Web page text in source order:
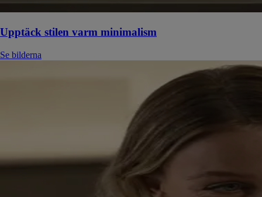
Upptäck stilen varm minimalism
Se bilderna